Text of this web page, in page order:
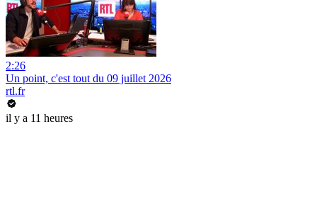
2:26
Un point, c'est tout du 09 juillet 2026
rtl.fr
il y a 11 heures